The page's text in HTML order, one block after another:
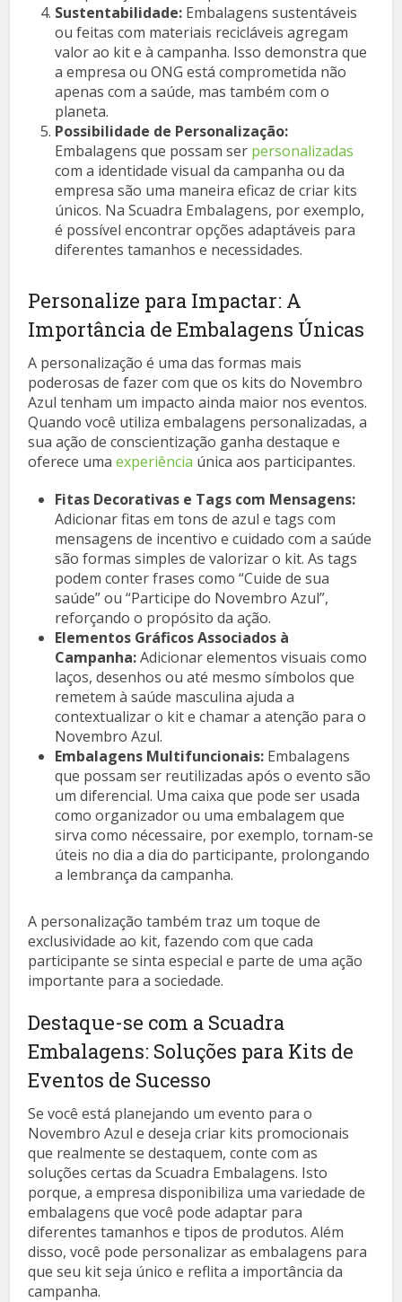
Sustentabilidade: Embalagens sustentáveis
ou feitas com materiais recicláveis agregam
valor ao kit e à campanha. Isso demonstra que
a empresa ou ONG está comprometida não
apenas com a saúde, mas também com o
planeta.
Possibilidade de Personalização:
Embalagens que possam ser personalizadas
com a identidade visual da campanha ou da
empresa são uma maneira eficaz de criar kits
únicos. Na Scuadra Embalagens, por exemplo,
é possível encontrar opções adaptáveis para
diferentes tamanhos e necessidades.
Personalize para Impactar: A
Importância de Embalagens Únicas
A personalização é uma das formas mais
poderosas de fazer com que os kits do Novembro
Azul tenham um impacto ainda maior nos eventos.
Quando você utiliza embalagens personalizadas, a
sua ação de conscientização ganha destaque e
oferece umaexperiência única aos participantes.
Fitas Decorativas e Tags com Mensagens:
Adicionar fitas em tons de azul e tags com
mensagens de incentivo e cuidado com a saúde
são formas simples de valorizar o kit. As tags
podem conter frases como “Cuide de sua
saúde” ou “Participe do Novembro Azul”,
reforçando o propósito da ação.
Elementos Gráficos Associados à
Campanha:Adicionar elementos visuais como
laços, desenhos ou até mesmo símbolos que
remetem à saúde masculina ajuda a
contextualizar o kit e chamar a atenção para o
Novembro Azul.
Embalagens Multifuncionais: Embalagens
que possam ser reutilizadas após o evento são
um diferencial. Uma caixa que pode ser usada
como organizador ou uma embalagem que
sirva como nécessaire, por exemplo, tornam-se
úteis no dia a dia do participante, prolongando
a lembrança da campanha.
A personalização também traz um toque de
exclusividade ao kit, fazendo com que cada
participante se sinta especial e parte de uma ação
importante para a sociedade.
Destaque-se com a Scuadra
Embalagens: Soluções para Kits de
Eventos de Sucesso
Se você está planejando um evento para o
Novembro Azul e deseja criar kits promocionais
que realmente se destaquem, conte com as
soluções certas da Scuadra Embalagens. Isto
porque, a empresa disponibiliza uma variedade de
embalagens que você pode adaptar para
diferentes tamanhos e tipos de produtos. Além
disso, você pode personalizar as embalagens para
que seu kit seja único e reflita a importância da
campanha.